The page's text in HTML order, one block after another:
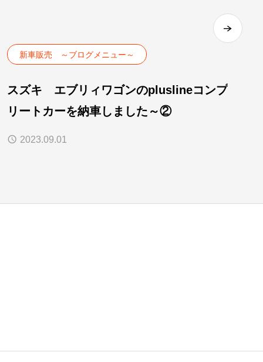
新車販売 ～ブログメニュー～
スズキ エブリィワゴンのpluslineコンプ
リートカーを納車しました～②
2023.09.01